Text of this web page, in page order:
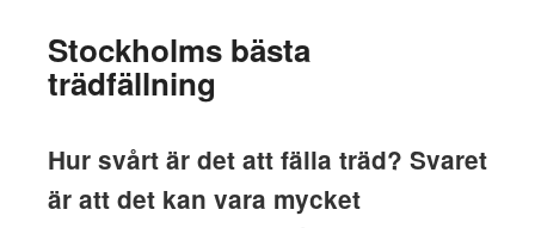
Stockholms bästa
trädfällning
Hur svårt är det att fälla träd? Svaret
är att det kan vara mycket